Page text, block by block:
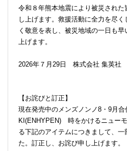
令和８年熊本地震により被災された
し上げます。救援活動に全力を尽
く敬意を表し、被災地域の一日も
上げます。
2026年７月29日 株式会社 集英社
【お詫びと訂正】
現在発売中のメンズノンノ8・9月
KI(ENHYPEN) 時をかけるニュー
る下記のアイテムにつきまして、一
た。訂正し、お詫び申し上げます。